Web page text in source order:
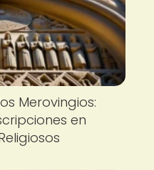
Merovingios:
en